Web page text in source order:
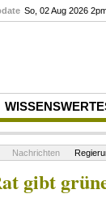
So, 02 Aug 2026
Nachrichten
gibt